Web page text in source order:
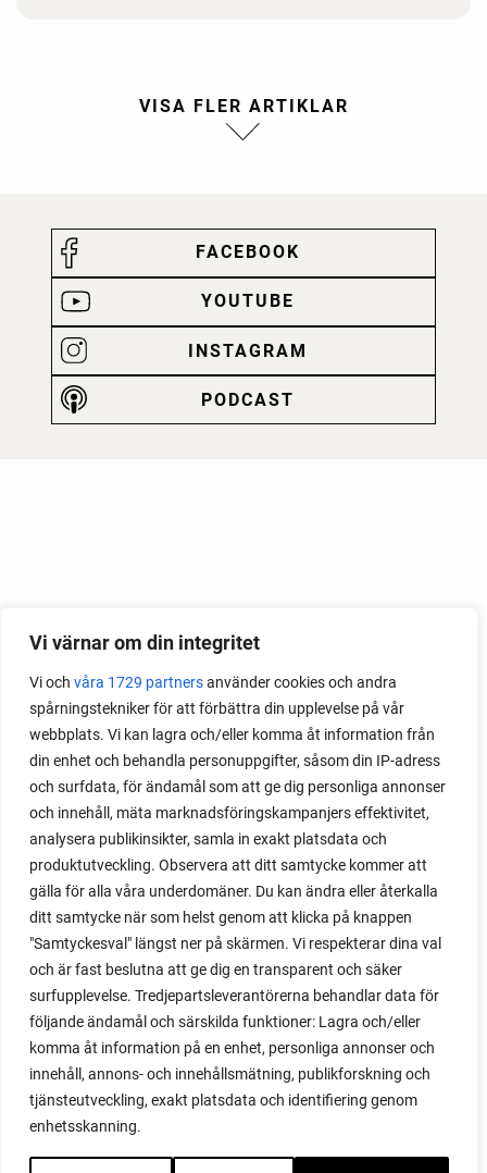
Vi värnar om din integritet
Vi och våra 1729 partnersanvänder cookies och andra
spårningstekniker för att förbättra din upplevelse på vår
webbplats. Vi kan lagra och/eller komma åt information från
din enhet och behandla personuppgifter, såsom din IP-adress
och surfdata, för ändamål som att ge dig personliga annonser
och innehåll, mäta marknadsföringskampanjers effektivitet,
analysera publikinsikter, samla in exakt platsdata och
produktutveckling. Observera att ditt samtycke kommer att
gälla för alla våra underdomäner. Du kan ändra eller återkalla
ditt samtycke när som helst genom att klicka på knappen
"Samtyckesval" längst ner på skärmen. Vi respekterar dina val
och är fast beslutna att ge dig en transparent och säker
surfupplevelse. Tredjepartsleverantörerna behandlar data för
följande ändamål och särskilda funktioner: Lagra och/eller
komma åt information på en enhet, personliga annonser och
innehåll, annons- och innehållsmätning, publikforskning och
tjänsteutveckling, exakt platsdata och identifiering genom
enhetsskanning.
FACEBOOK
YOUTUBE
INSTAGRAM
PODCAST